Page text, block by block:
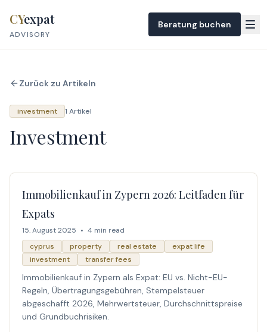
CYexpat
ADVISORY
Beratung buchen
Zurück zu Artikeln
investment 1 Artikel
Investment
Immobilienkauf in Zypern 2026: Leitfaden für
Expats
15. August 2025 • 4 min read
cyprus
property real estate
expat life
investment
transfer fees
Immobilienkauf in Zypern als Expat: EU vs. Nicht-EU-
Regeln, Übertragungsgebühren, Stempelsteuer
abgeschafft 2026, Mehrwertsteuer, Durchschnittspreise
und Grundbuchrisiken.